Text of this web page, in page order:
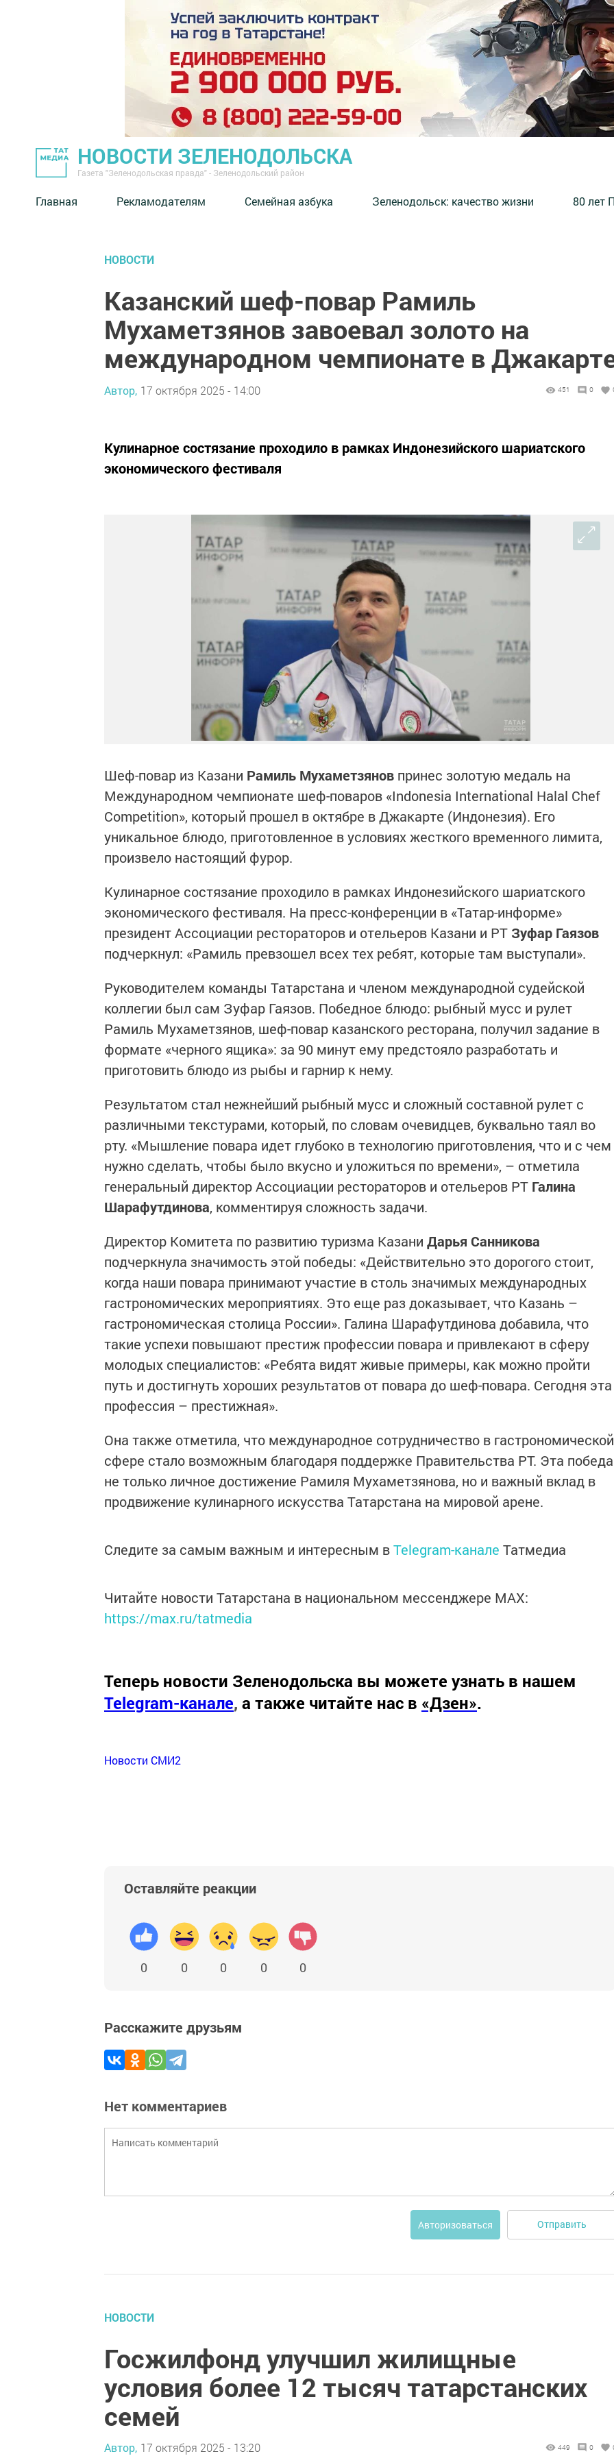
НОВОСТИ ЗЕЛЕНОДОЛЬСКА
Газета "Зеленодольская правда" - Зеленодольский район
Главная Рекламодателям Семейная азбука ⁠Зеленодольск: качество жизни 80 лет
НОВОСТИ
Казанский шеф-повар Рамиль
Мухаметзянов завоевал золото на
международном чемпионате в
Автор, 17 октября 2025 - 14:00 451 0
Кулинарное состязание проходило в рамках Индонезийского шариатского
экономического фестиваля
Шеф-повар из Казани Рамиль Мухаметзянов принес золотую медаль на
Международном чемпионате шеф-поваров «Indonesia International Halal Chef
Competition», который прошел в октябре в Джакарте (Индонезия). Его
уникальное блюдо, приготовленное в условиях жесткого временного лимита,
произвело настоящий фурор.
Кулинарное состязание проходило в рамках Индонезийского шариатского
экономического фестиваля. На пресс-конференции в «Татар-информе»
президент Ассоциации рестораторов и отельеров Казани и РТ Зуфар Гаязов
подчеркнул: «Рамиль превзошел всех тех ребят, которые там выступали».
Руководителем команды Татарстана и членом международной судейской
коллегии был сам Зуфар Гаязов. Победное блюдо: рыбный мусс и рулет
Рамиль Мухаметзянов, шеф-повар казанского ресторана, получил задание в
формате «черного ящика»: за 90 минут ему предстояло разработать и
приготовить блюдо из рыбы и гарнир к нему.
Результатом стал нежнейший рыбный мусс и сложный составной рулет с
различными текстурами, который, по словам очевидцев, буквально таял во
рту. «Мышление повара идет глубоко в технологию приготовления, что и с чем
нужно сделать, чтобы было вкусно и уложиться по времени», – отметила
генеральный директор Ассоциации рестораторов и отельеров РТ Галина
Шарафутдинова, комментируя сложность задачи.
Директор Комитета по развитию туризма Казани Дарья Санникова
подчеркнула значимость этой победы: «Действительно это дорогого стоит,
когда наши повара принимают участие в столь значимых международных
гастрономических мероприятиях. Это еще раз доказывает, что Казань –
гастрономическая столица России». Галина Шарафутдинова добавила, что
такие успехи повышают престиж профессии повара и привлекают в сферу
молодых специалистов: «Ребята видят живые примеры, как можно пройти
путь и достигнуть хороших результатов от повара до шеф-повара. Сегодня эта
профессия – престижная».
Она также отметила, что международное сотрудничество в гастрономической
сфере стало возможным благодаря поддержке Правительства РТ. Эта победа
не только личное достижение Рамиля Мухаметзянова, но и важный вклад в
продвижение кулинарного искусства Татарстана на мировой арене.
Следите за самым важным и интересным вTelegram-канале Татмедиа
Читайте новости Татарстана в национальном мессенджере MАХ:
https://max.ru/tatmedia
Теперь новости Зеленодольска вы можете узнать в нашем
Telegram-канале, а также читайте нас в «Дзен».
Новости СМИ2
Оставляйте реакции
0 0 0 0 0
Расскажите друзьям
Нет комментариев
Авторизоваться Отправить
НОВОСТИ
Госжилфонд улучшил жилищные
условия более 12 тысяч татарстанских
семей
Автор, 17 октября 2025 - 13:20 449 0